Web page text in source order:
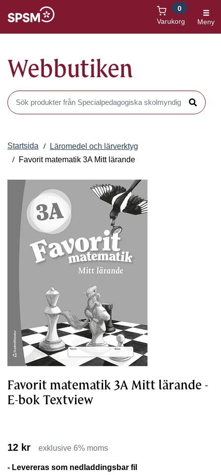
Varukorg
0
Meny
Webbutiken
Sök produkter i Webbutiken
Sök
Startsida
Läromedel och lärverktyg
Favorit matematik 3A Mitt lärande
Favorit matematik 3A Mitt lärande -
E-bok Textview
12 kr exklusive 6% moms
- Levereras som nedladdingsbar fil